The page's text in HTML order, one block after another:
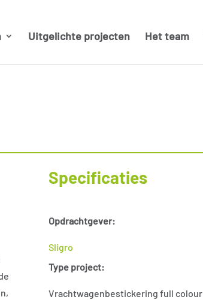
Uitgelichte projecten Het team
Specificaties
Opdrachtgever:
Sligro
Type project:
Vrachtwagenbestickering full colour